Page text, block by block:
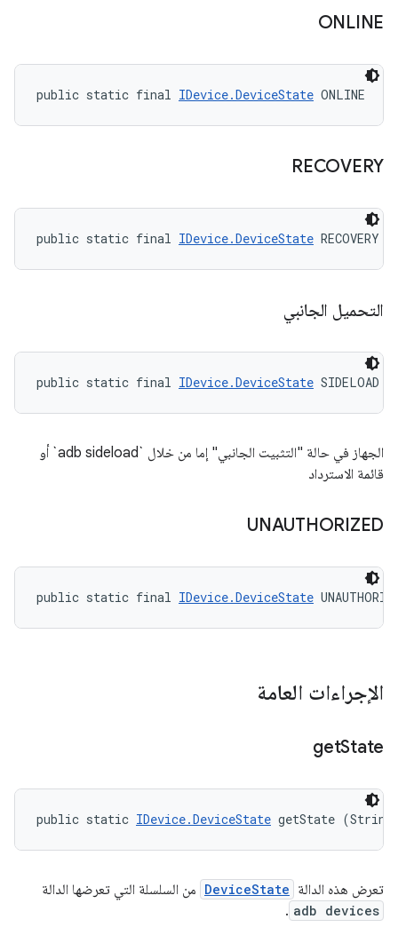
ONLINE
public static final IDevice.DeviceState ONLINE
RECOVERY
public static final IDevice.DeviceState RECOVERY
التحميل الجانبي
public static final IDevice.DeviceState SIDELOAD
الجهاز في حالة "التثبيت الجانبي" إما من خلال `adb sideload` أو
قائمة الاسترداد
UNAUTHORIZED
public static final IDevice.DeviceState
الإجراءات العامة
getState
public static IDevice.DeviceState getState
تعرض هذه الدالة DeviceState من السلسلة التي تعرضها الدالة
adb devices
.